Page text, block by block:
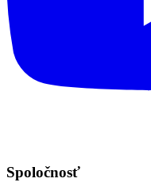
Spoločnosť